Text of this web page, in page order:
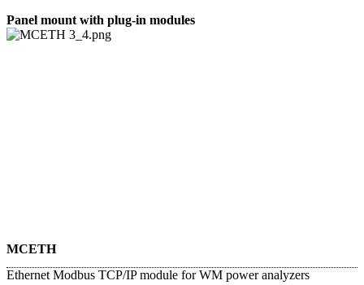
Panel mount with plug-in modules
MCETH
Ethernet Modbus TCP/IP module for WM power analyzers